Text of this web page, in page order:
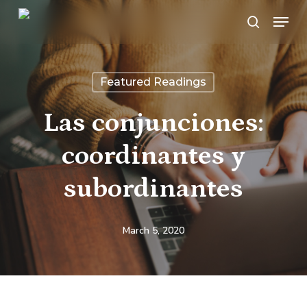
Skip
content
search
Menu
Featured Readings
Las conjunciones:
coordinantes y
subordinantes
March 5, 2020